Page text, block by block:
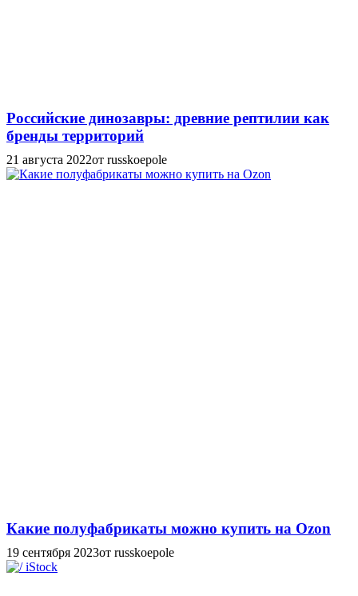
Российские динозавры: древние рептилии как
бренды территорий
21 августа 2022от russkoepole
Какие полуфабрикаты можно купить на Ozon
19 сентября 2023от russkoepole